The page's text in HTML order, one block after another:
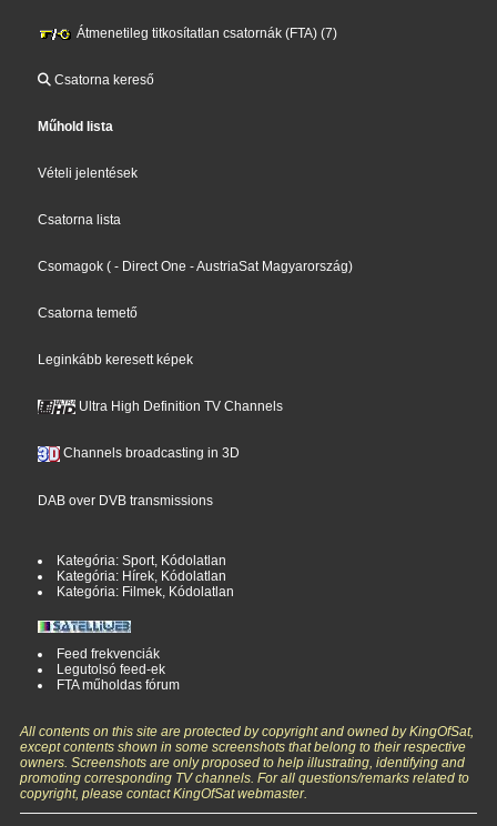
Átmenetileg titkosítatlan csatornák (FTA) (7)
Csatorna kereső
Műhold lista
Vételi jelentések
Csatorna lista
Csomagok (- Direct One - AustriaSat Magyarország)
Csatorna temető
Leginkább keresett képek
Ultra High Definition TV Channels
Channels broadcasting in 3D
DAB over DVB transmissions
Kategória: Sport, Kódolatlan
Kategória: Hírek, Kódolatlan
Kategória: Filmek, Kódolatlan
Feed frekvenciák
Legutolsó feed-ek
FTA műholdas fórum
All contents on this site are protected by copyright and owned by KingOfSat,
except contents shown in some screenshots that belong to their respective
owners. Screenshots are only proposed to help illustrating, identifying and
promoting corresponding TV channels. For all questions/remarks related to
copyright, please contact KingOfSat webmaster.